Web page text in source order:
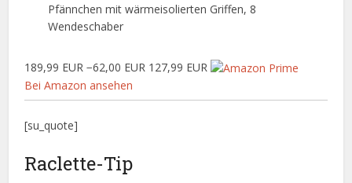
Pfännchen mit wärmeisolierten Griffen, 8
Wendeschaber
189,99 EUR −62,00 EUR 127,99 EUR
Bei Amazon ansehen
[su_quote]
Raclette-Tip